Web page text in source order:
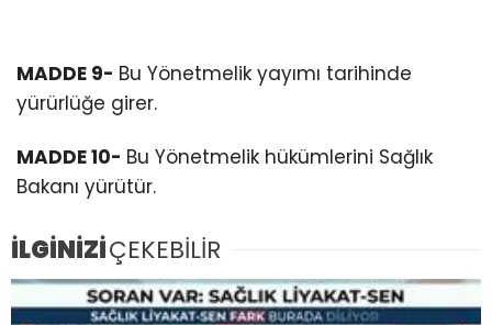
MADDE 9- Bu Yönetmelik yayımı tarihinde
yürürlüğe girer.
MADDE 10- Bu Yönetmelik hükümlerini Sağlık
Bakanı yürütür.
İLGİNİZİÇEKEBİLİR